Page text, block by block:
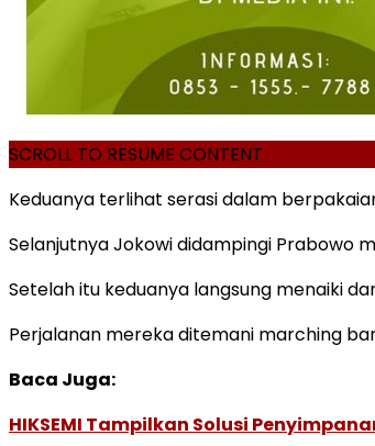
SCROLL TO RESUME CONTENT
Keduanya terlihat serasi dalam
Selanjutnya Jokowi didampingi Prabowo
Setelah itu keduanya langsung menaiki
Perjalanan mereka ditemani marching
Baca Juga:
HIKSEMI Tampilkan Solusi